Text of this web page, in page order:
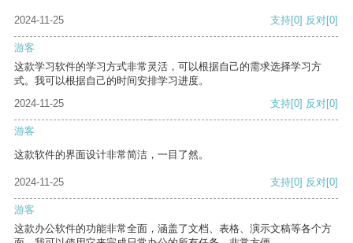
2024-11-25 支持[0] 反对[0]
游客
这款学习软件的学习方式非常灵活，可以根据自己的需求选择学习方
式。我可以根据自己的时间安排学习进度。
2024-11-25
支持[0] 反对[0]
游客
这款软件的界面设计非常简洁，一目了然。
2024-11-25 支持[0] 反对[0]
游客
这款办公软件的功能非常全面，涵盖了文档、表格、演示文稿等各个方